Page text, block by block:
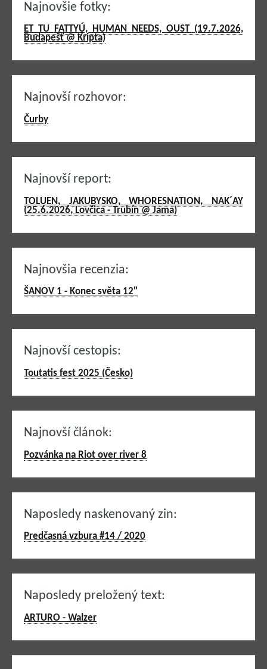
Najnovšie fotky:
ET TU FATTYÚ, HUMAN NEEDS, OUST (19.7.2026,
Budapešť @ Kripta)
Najnovší rozhovor:
Čurby
Najnovší report:
TOLUEN, JAKUBYSKO, WHORESNATION, NAK´AY
(25.6.2026, Lovčica - Trubín @ Jama)
Najnovšia recenzia:
ŠANOV 1 - Konec světa 12"
Najnovší cestopis:
Toutatis fest 2025 (Česko)
Najnovší článok:
Pozvánka na Riot over river 8
Naposledy naskenovaný zin:
Predčasná vzbura #14 / 2020
Naposledy preložený text:
ARTURO - Walzer